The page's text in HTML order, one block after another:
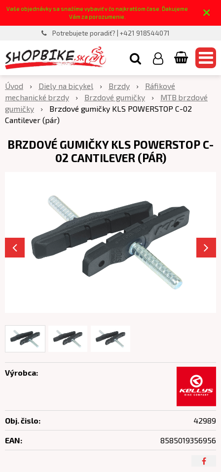
Vaše objednávky sa snažíme vybaviť v čo najkratšom čase. Ďakujeme
Vám za porozumenie.
×
Potrebujete poradiť? | +421 918544071
Úvod Diely na bicykel Brzdy
Ráfikové
mechanické brzdy
Brzdové gumičky
MTB brzdové
gumičky
Brzdové gumičky KLS POWERSTOP C-02
Cantilever (pár)
BRZDOVÉ GUMIČKY KLS POWERSTOP C-
02 CANTILEVER (PÁR)
Výrobca:
Obj. čislo: 42989
EAN: 8585019356956